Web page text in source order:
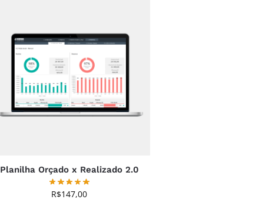
Planilha Orçado x Realizado 2.0
R$147,00